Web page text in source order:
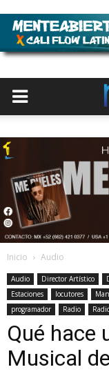
Inicio Audio
Audio Director Artístico
Estaciones
locutores
programador
Radio
Qué hace
Musical